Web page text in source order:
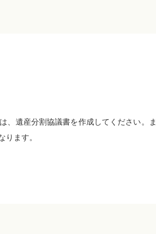
、遺産分割協議書を作成してください。
ます。